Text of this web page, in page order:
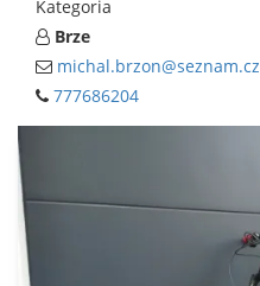
Kategoria
Brze
michal.brzon@seznam.cz
777686204